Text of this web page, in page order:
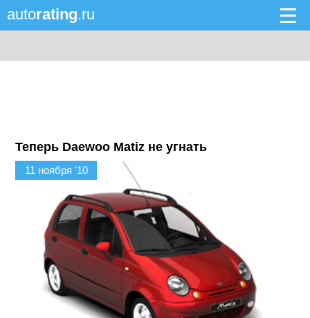
autorating.ru
Теперь Daewoo Matiz не угнать
11 ноября '10